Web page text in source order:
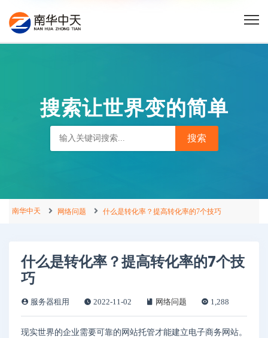
搜索让世界变的简单
南华中天 网络问题 什么是转化率？提高转化率的7个技巧
什么是转化率？提高转化率的7个技
巧
服务器租用 2022-11-02 网络问题 1,288
现实世界的企业需要可靠的网站托管才能建立电子商务网站。